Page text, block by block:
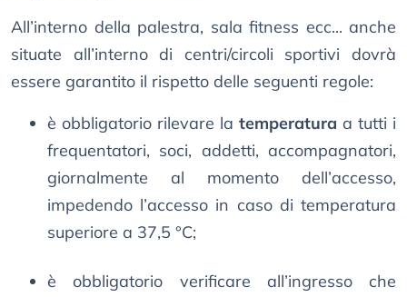
All’interno della palestra, sala fitness ecc... anche
situate all’interno di centri/circoli sportivi dovrà
essere garantito il rispetto delle seguenti regole:
è obbligatorio rilevare la temperatura a tutti i
frequentatori, soci, addetti, accompagnatori,
giornalmente al momento dell’accesso,
impedendo l’accesso in caso di temperatura
superiore a 37,5 °C;
è obbligatorio verificare all’ingresso che